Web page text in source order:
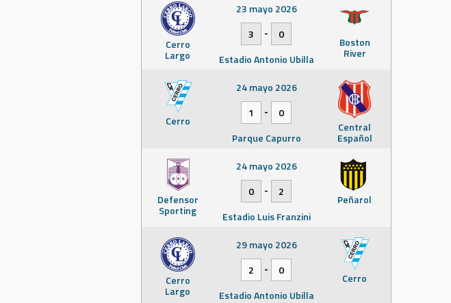
Cerro
Largo
Boston
River
23 mayo 2026
3
-
0
Estadio Antonio Ubilla
Cerro Central
Español
24 mayo 2026
1
-
0
Parque Capurro
Defensor
Sporting
Peñarol
24 mayo 2026
0
-
2
Estadio Luis Franzini
Cerro
Largo
Cerro
29 mayo 2026
2
-
0
Estadio Antonio Ubilla